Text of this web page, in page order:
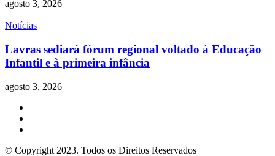
agosto 3, 2026
Notícias
Lavras sediará fórum regional voltado à Educação
Infantil e à primeira infância
agosto 3, 2026
© Copyright 2023. Todos os Direitos Reservados